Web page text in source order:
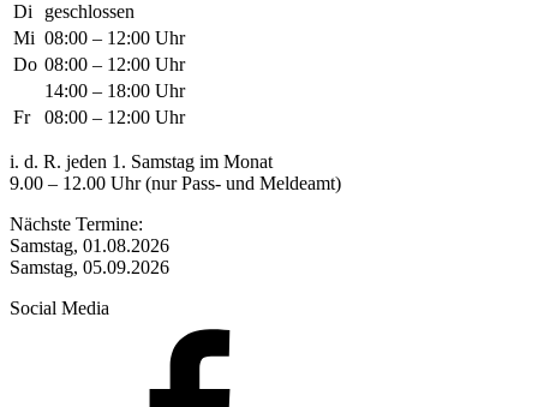
Di
geschlossen
Mi 08:00 – 12:00 Uhr
Do 08:00 – 12:00 Uhr
14:00 – 18:00 Uhr
Fr
08:00 – 12:00 Uhr
i. d. R. jeden 1. Samstag im Monat
9.00 – 12.00 Uhr (nur Pass- und Meldeamt)
Nächste Termine:
Samstag, 01.08.2026
Samstag, 05.09.2026
Social Media